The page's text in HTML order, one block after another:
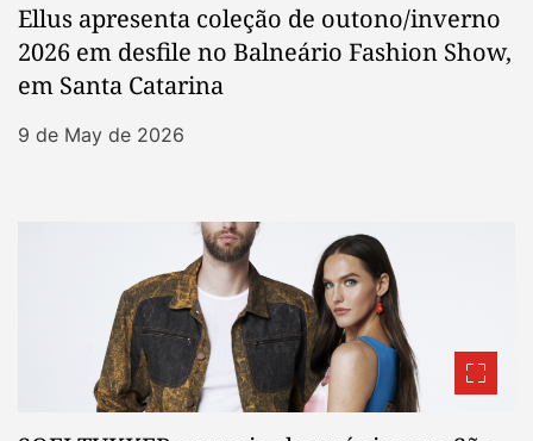
Ellus apresenta coleção de outono/inverno
2026 em desfile no Balneário Fashion Show,
em Santa Catarina
9 de May de 2026